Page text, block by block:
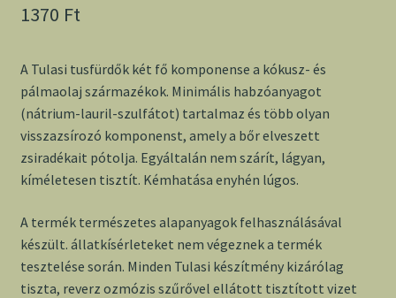
1370 Ft
A Tulasi tusfürdők két fő komponense a kókusz- és
pálmaolaj származékok. Minimális habzóanyagot
(nátrium-lauril-szulfátot) tartalmaz és több olyan
visszazsírozó komponenst, amely a bőr elveszett
zsiradékait pótolja. Egyáltalán nem szárít, lágyan,
kíméletesen tisztít. Kémhatása enyhén lúgos.
A termék természetes alapanyagok felhasználásával
készült. állatkísérleteket nem végeznek a termék
tesztelése során. Minden Tulasi készítmény kizárólag
tiszta, reverz ozmózis szűrővel ellátott tisztított vizet